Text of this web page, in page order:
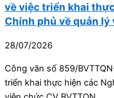
về việc triển khai
Chính phủ về quản lý
28/07/2026
Công văn số 859/
triển khai thực hiện các